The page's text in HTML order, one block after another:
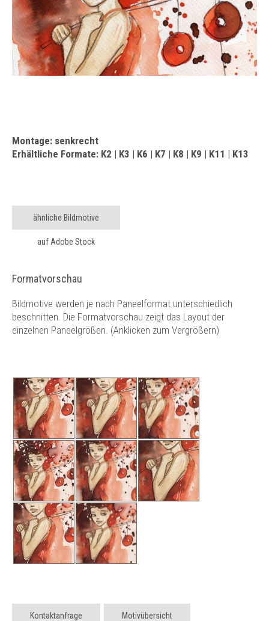
Montage: senkrecht
Erhältliche Formate: K2 | K3 | K6 | K7 | K8 | K9 | K11 | K13
ähnliche Bildmotive
auf Adobe Stock
Formatvorschau
Bildmotive werden je nach Paneelformat unterschiedlich
beschnitten. Die Formatvorschau zeigt das Layout der
einzelnen Paneelgrößen. (Anklicken zum Vergrößern)
Kontaktanfrage Motivübersicht